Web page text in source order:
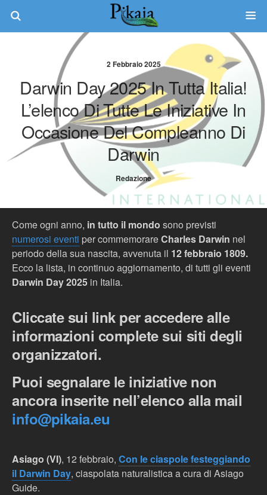
2 Febbraio 2025
Darwin Day 2025 In Tutta Italia!
L’elenco Di Tutte Le Iniziative In
Occasione Del Compleanno Di
Darwin
Redazione
Come ogni anno, in tutto il mondo sono previsti
numerosi eventi per commemorareCharles Darwin nel
periodo della sua nascita, avvenuta il 12 febbraio 1809.
Ecco la lista, in continuo aggiornamento, di tutti gli eventi
Darwin Day 2025 in Italia.
Cliccate sui link per accedere alle
informazioni complete sui siti degli
organizzatori.
Puoi segnalare le iniziative non
ancora inserite nell’elenco alla mail
info@pikaia.eu
Asiago (VI), 12 febbraio, Con le ciaspole festeggiando
il Darwin Day, ciaspolata naturalistica a cura di Asiago
Guide.